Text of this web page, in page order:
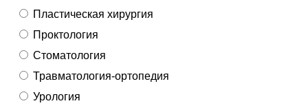
Пластическая хирургия
Проктология
Стоматология
Травматология-ортопедия
Урология